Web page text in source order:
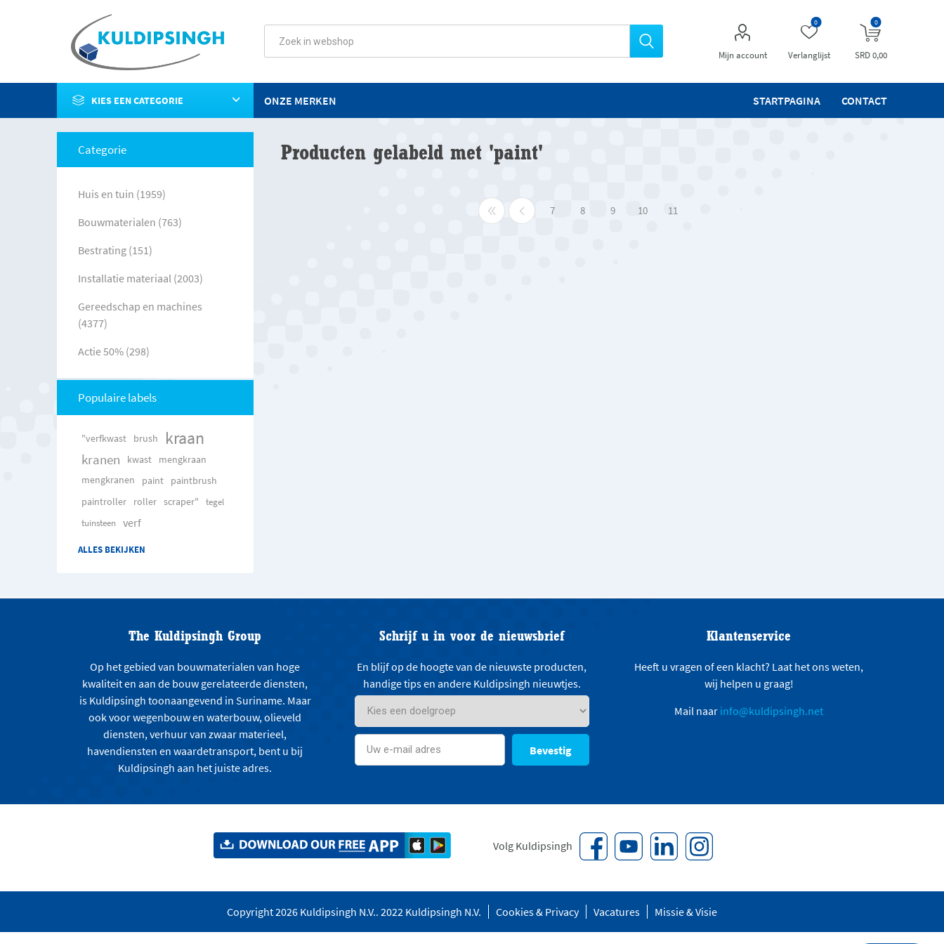
Mijn account Verlanglijst
0 0
SRD 0,00
KIES EEN CATEGORIE STARTPAGINA CONTACT
ONZE MERKEN
Producten gelabeld met 'paint'
7 8 9 10 11
Categorie
Huis en tuin (1959)
Bouwmaterialen (763)
Bestrating (151)
Installatie materiaal (2003)
Gereedschap en machines
(4377)
Actie 50% (298)
Populaire labels
"verfkwast brush kraan
kranen kwast mengkraan
mengkranen paint
paintbrush
paintroller
roller scraper"
tegel
tuinsteen
verf
ALLES BEKIJKEN
The Kuldipsingh Group
Op het gebied van bouwmaterialen van hoge
kwaliteit en aan de bouw gerelateerde diensten,
is Kuldipsingh toonaangevend in Suriname. Maar
ook voor wegenbouw en waterbouw, olieveld
diensten, verhuur van zwaar materieel,
havendiensten en waardetransport, bent u bij
Kuldipsingh aan het juiste adres.
Schrijf u in voor de nieuwsbrief
En blijf op de hoogte van de nieuwste producten,
handige tips en andere Kuldipsingh nieuwtjes.
Bevestig
Klantenservice
Heeft u vragen of een klacht? Laat het ons weten,
wij helpen u graag!
Mail naar info@kuldipsingh.net
Volg Kuldipsingh
Copyright 2026 Kuldipsingh N.V.. 2022 Kuldipsingh N.V. Cookies & Privacy Vacatures Missie & Visie